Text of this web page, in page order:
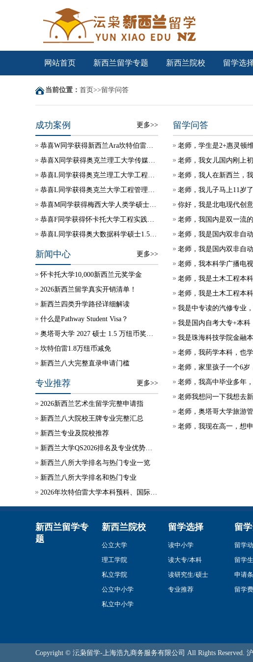
网站首页 新西兰留学专题 新西兰院校 留学选
当前位置： 首页>>留学问答
成功案例 更多>>
恭喜W同学获得新西兰Ara坎特伯雷理工学院学生签证
恭喜X同学获得奥克兰理工大学传媒硕士录取
恭喜L同学获得奥克兰理工大学工程项目管理硕士录取
恭喜L同学获得奥克兰大学工程管理硕士录取
恭喜M同学获得梅西大学人类学硕士录取
恭喜F同学获得怀卡托大学工程实践硕士录取
恭喜L同学获得奥大数据科学硕士1.5年录取
新闻中心 更多>>
怀卡托大学10,000新西兰元奖学金
2026新西兰留学真实开销清单！
新西兰四类升学路径详细解读
什么是Pathway Student Visa？
奥塔哥大学 2027 硕士 1.5 万纽币奖学金自动授予
坎特伯雷1.8万纽币减免
新西兰八大完整直录申请门槛
专业推荐 更多>>
2026新西兰艺术生留学完整申请指
新西兰八大院校王牌专业完整汇总
新西兰专业及院校推荐
新西兰大学QS2026排名及专业优势说明
新西兰八所大学排名与热门专业一览
新西兰八所大学排名和热门专业
2026年坎特伯雷大学本科预科、国际大一、硕士预科宣传册来了！~
留学问答
老师，学生是2+惠灵顿
老师，我女儿国内刚上
老师，我人在新西兰，
老师，我儿子马上11岁
老师，我国内是双一流
老师，我是土木工程本
老师，我是土木工程本
我是中专读的汽修专业
我是珠海科技学院金融
老师，我药学本科，也
老师，家里孩子一个6岁
老师我想问一下我想去
老师，奥塔哥大学旅游
老师，我现在高一，想
新西兰留学专
题
新西兰院校
公立大学
理工学院
私立学院
公立中小学
私立中小学
留学选择
读中小学
读大专/本科
读研究生/硕士
专业推荐
留
留学
留学
申请
留学
Copyright © 沄枭留学-上海浩九商务服务有限公司 All Rights Reserved.